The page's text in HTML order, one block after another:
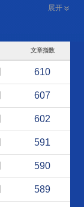
展开
文章指数
610
607
602
591
590
589